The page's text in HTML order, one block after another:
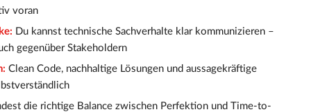
voran
Du kannst technische Sachverhalte klar kommunizieren –
gegenüber Stakeholdern
Clean Code, nachhaltige Lösungen und aussagekräftige
die richtige Balance zwischen Perfektion und Time-to-